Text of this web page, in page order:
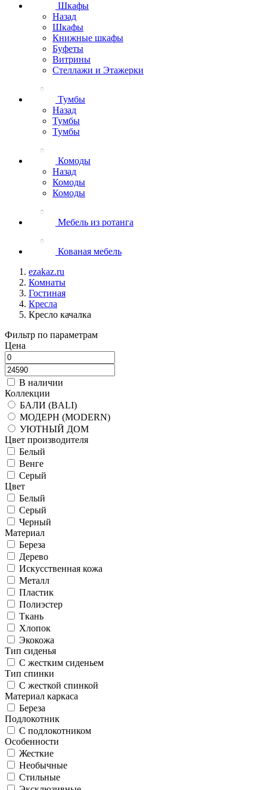
Шкафы
Назад
Шкафы
Книжные шкафы
Буфеты
Витрины
Стеллажи и Этажерки
Тумбы
Назад
Тумбы
Тумбы
Комоды
Назад
Комоды
Комоды
Мебель из ротанга
Кованая мебель
ezakaz.ru
Комнаты
Гостиная
Кресла
Кресло качалка
Фильтр по параметрам
Цена
В наличии
Коллекции
БАЛИ (BALI)
МОДЕРН (MODERN)
УЮТНЫЙ ДОМ
Цвет производителя
Белый
Венге
Серый
Цвет
Белый
Серый
Черный
Материал
Береза
Дерево
Искусственная кожа
Металл
Пластик
Полиэстер
Ткань
Хлопок
Экокожа
Тип сиденья
С жестким сиденьем
Тип спинки
С жесткой спинкой
Материал каркаса
Береза
Подлокотник
С подлокотником
Особенности
Жесткие
Необычные
Стильные